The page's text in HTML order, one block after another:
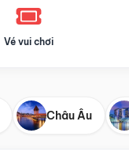
Vé vui chơi
Châu Âu